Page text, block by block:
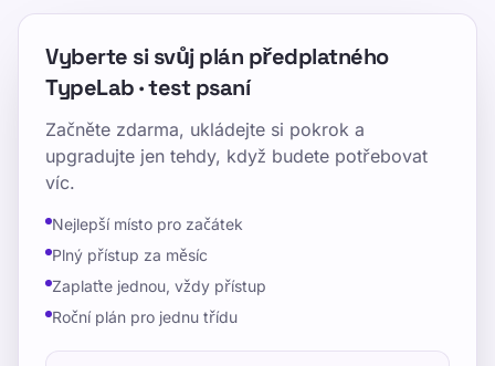
Vyberte si svůj plán předplatného
TypeLab · test psaní
Začněte zdarma, ukládejte si pokrok a
upgradujte jen tehdy, když budete potřebovat
víc.
Nejlepší místo pro začátek
Plný přístup za měsíc
Zaplaťte jednou, vždy přístup
Roční plán pro jednu třídu